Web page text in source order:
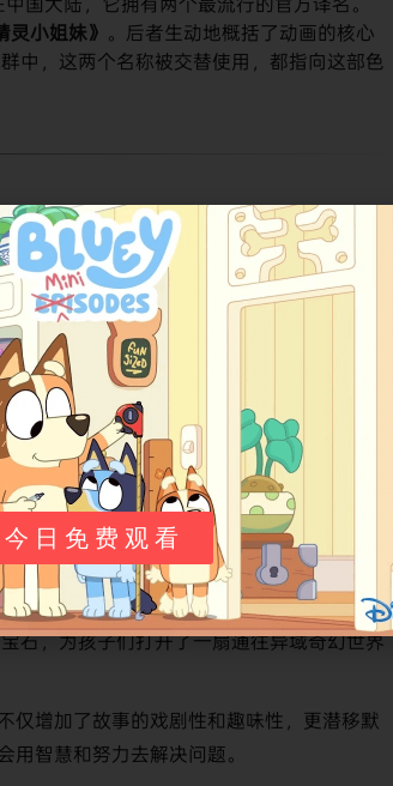
中国大陆，它拥有两个最流行的官方译名。
灵小姐妹》 。后者生动地概括了动画的核心
中，这两个名称被交替使用，都指向这部色
10（满分10分）。作为一部精准定位学龄前
。动画凭借其温暖的故事、积极的价值观和
Awards）提名和日间艾美奖（Daytime
一颗璀璨明星，其亮点纷呈：
”（Zahramay Falls）的精灵王国，场景设
石，为孩子们打开了一扇通往异域奇幻世界
仅增加了故事的戏剧性和趣味性，更潜移默
用智慧和努力去解决问题。
今日免费观看